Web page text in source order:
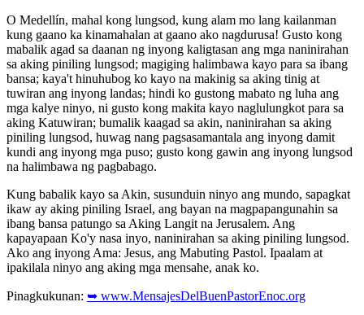
O Medellín, mahal kong lungsod, kung alam mo lang kailanman
kung gaano ka kinamahalan at gaano ako nagdurusa! Gusto kong
mabalik agad sa daanan ng inyong kaligtasan ang mga naninirahan
sa aking piniling lungsod; magiging halimbawa kayo para sa ibang
bansa; kaya't hinuhubog ko kayo na makinig sa aking tinig at
tuwiran ang inyong landas; hindi ko gustong mabato ng luha ang
mga kalye ninyo, ni gusto kong makita kayo naglulungkot para sa
aking Katuwiran; bumalik kaagad sa akin, naninirahan sa aking
piniling lungsod, huwag nang pagsasamantala ang inyong damit
kundi ang inyong mga puso; gusto kong gawin ang inyong lungsod
na halimbawa ng pagbabago.
Kung babalik kayo sa Akin, susunduin ninyo ang mundo, sapagkat
ikaw ay aking piniling Israel, ang bayan na magpapangunahin sa
ibang bansa patungo sa Aking Langit na Jerusalem. Ang
kapayapaan Ko'y nasa inyo, naninirahan sa aking piniling lungsod.
Ako ang inyong Ama: Jesus, ang Mabuting Pastol. Ipaalam at
ipakilala ninyo ang aking mga mensahe, anak ko.
Pinagkukunan: ➥ www.MensajesDelBuenPastorEnoc.org